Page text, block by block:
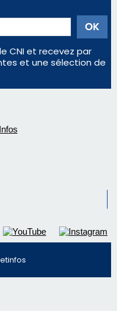
CNI et recevez par
et une sélection de